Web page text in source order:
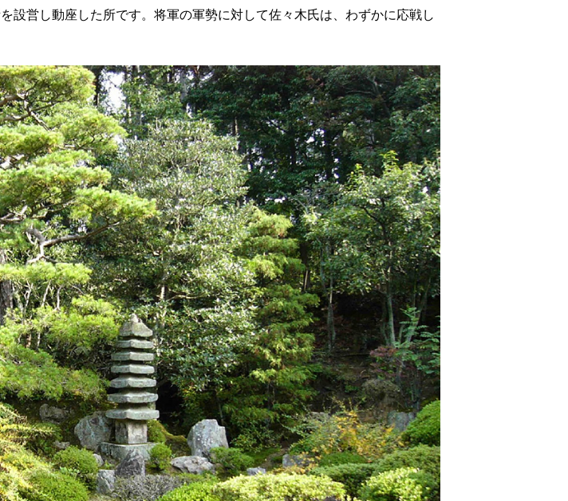
設営し動座した所です。将軍の軍勢に対して佐々木氏は、わずかに応戦し